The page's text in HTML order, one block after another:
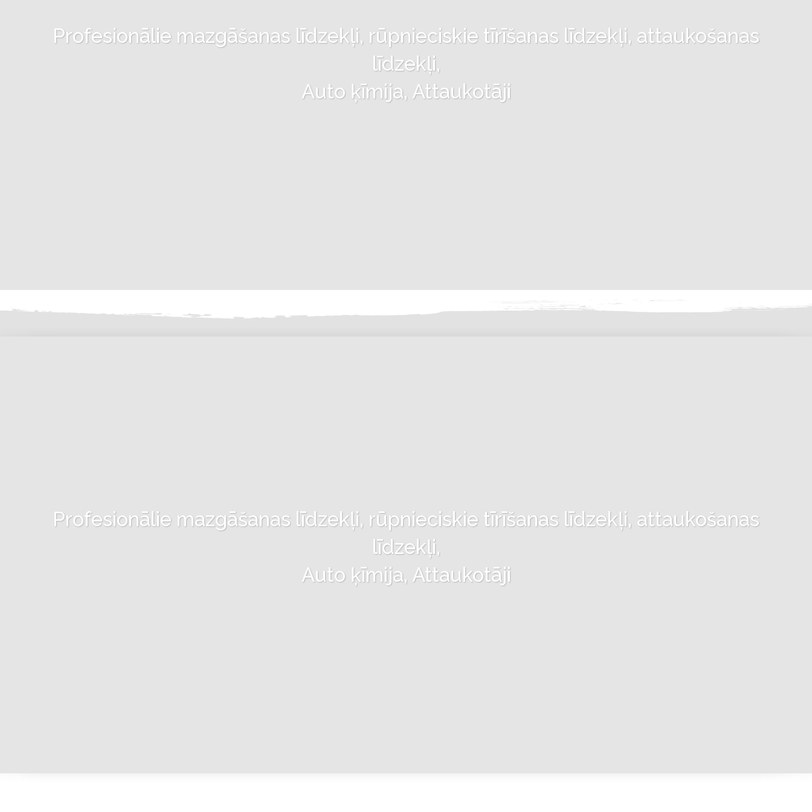
Profesionālie mazgāšanas līdzekļi, rūpnieciskie tīrīšanas līdzekļi, attaukošanas
līdzekļi,
Auto ķīmija, Attaukotāji
Profesionālie mazgāšanas līdzekļi, rūpnieciskie tīrīšanas līdzekļi, attaukošanas
līdzekļi,
Auto ķīmija, Attaukotāji